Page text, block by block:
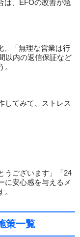
は、EFOの改善が急
、「無理な営業は行
以内の返信保証など
してみて、ストレス
うございます」「24
に安心感を与えるメ
策一覧